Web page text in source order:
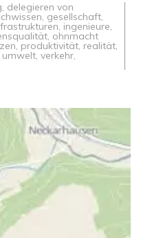
, delegieren von
, gesellschaft,
, ingenieure,
, ohnmacht
, produktivität, realität,
umwelt, verkehr,